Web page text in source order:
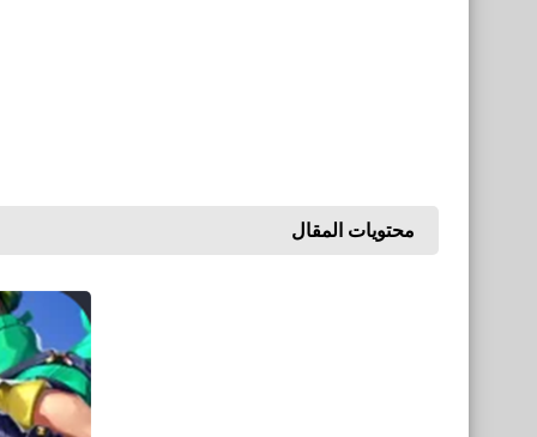
محتويات المقال